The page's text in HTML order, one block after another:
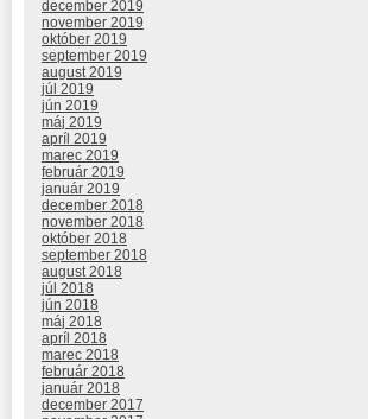
december 2019
november 2019
október 2019
september 2019
august 2019
júl 2019
jún 2019
máj 2019
apríl 2019
marec 2019
február 2019
január 2019
december 2018
november 2018
október 2018
september 2018
august 2018
júl 2018
jún 2018
máj 2018
apríl 2018
marec 2018
február 2018
január 2018
december 2017